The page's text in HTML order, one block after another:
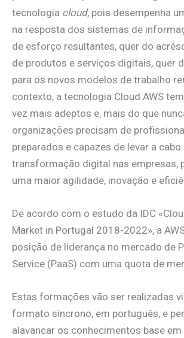
tecnologia cloud, pois desempenha
na resposta dos sistemas de
de esforço resultantes, quer do
de produtos e serviços digitais, quer
para os novos modelos de trabalho
contexto, a tecnologia Cloud AWS
vez mais adeptos e, mais do que
organizações precisam de
preparados e capazes de levar a cabo
transformação digital nas empresas,
uma maior agilidade, inovação e
De acordo com o estudo da IDC
Market in Portugal 2018-2022», a
posição de liderança no mercado de
Service (PaaS) com uma quota de
Estas formações vão ser realizadas
formato síncrono, em português, e
alavancar os conhecimentos base em